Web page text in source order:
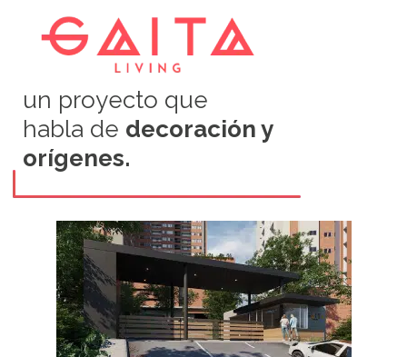
un proyecto que
habla de decoración y
orígenes.